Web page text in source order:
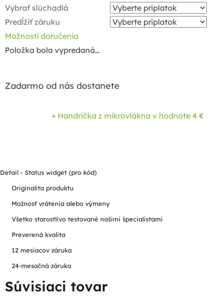
Vybrať slúchadlá
Predĺžiť záruku
Možnosti doručenia
Položka bola vypredaná…
Zadarmo od nás dostanete
+ Handrička z mikrovlákna v hodnote 4 €
Detail - Status widget (pro kód)
Originalita produktu
Možnosť vrátenia alebo výmeny
Všetko starostlivo testované našimi špecialistami
Preverená kvalita
12 mesiacov záruka
24-mesačná záruka
Súvisiaci tovar